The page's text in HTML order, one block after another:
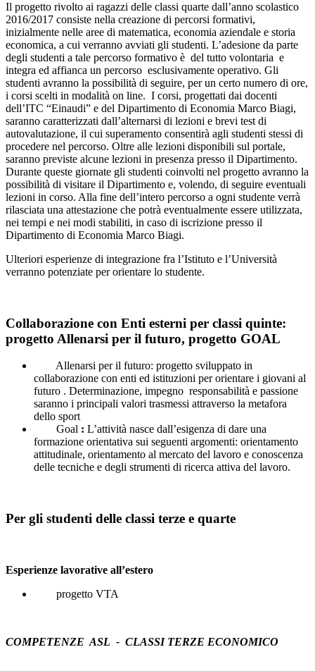
Il progetto rivolto ai ragazzi delle classi quarte dall’anno scolastico
2016/2017 consiste nella creazione di percorsi formativi,
inizialmente nelle aree di matematica, economia aziendale e storia
economica, a cui verranno avviati gli studenti. L’adesione da parte
degli studenti a tale percorso formativo è del tutto volontaria e
integra ed affianca un percorso esclusivamente operativo. Gli
studenti avranno la possibilità di seguire, per un certo numero di ore,
i corsi scelti in modalità on line. I corsi, progettati dai docenti
dell’ITC “Einaudi” e del Dipartimento di Economia Marco Biagi,
saranno caratterizzati dall’alternarsi di lezioni e brevi test di
autovalutazione, il cui superamento consentirà agli studenti stessi di
procedere nel percorso. Oltre alle lezioni disponibili sul portale,
saranno previste alcune lezioni in presenza presso il Dipartimento.
Durante queste giornate gli studenti coinvolti nel progetto avranno la
possibilità di visitare il Dipartimento e, volendo, di seguire eventuali
lezioni in corso. Alla fine dell’intero percorso a ogni studente verrà
rilasciata una attestazione che potrà eventualmente essere utilizzata,
nei tempi e nei modi stabiliti, in caso di iscrizione presso il
Dipartimento di Economia Marco Biagi.
Ulteriori esperienze di integrazione fra l’Istituto e l’Università
verranno potenziate per orientare lo studente.
Collaborazione con Enti esterni per classi quinte:
progetto Allenarsi per il futuro, progetto GOAL
Allenarsi per il futuro: progetto sviluppato in
collaborazione con enti ed istituzioni per orientare i giovani al
futuro . Determinazione, impegno responsabilità e passione
saranno i principali valori trasmessi attraverso la metafora
dello sport
Goal : L’attività nasce dall’esigenza di dare una
formazione orientativa sui seguenti argomenti: orientamento
attitudinale, orientamento al mercato del lavoro e conoscenza
delle tecniche e degli strumenti di ricerca attiva del lavoro.
Per gli studenti delle classi terze e quarte
Esperienze lavorative all’estero
progetto VTA
COMPETENZE ASL - CLASSI TERZE ECONOMICO